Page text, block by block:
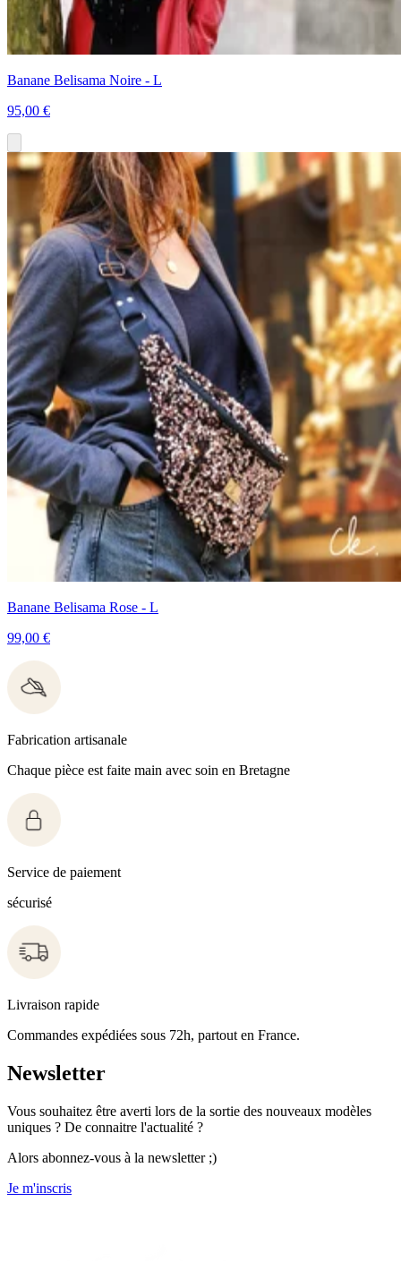
Banane Belisama Noire - L
95,00 €
Banane Belisama Rose - L
99,00 €
Fabrication artisanale
Chaque pièce est faite main avec soin en Bretagne
Service de paiement
sécurisé
Livraison rapide
Commandes expédiées sous 72h, partout en France.
Newsletter
Vous souhaitez être averti lors de la sortie des nouveaux modèles
uniques ? De connaitre l'actualité ?
Alors abonnez-vous à la newsletter ;)
Je m'inscris